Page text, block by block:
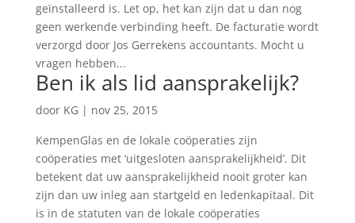
geïnstalleerd is. Let op, het kan zijn dat u dan nog
geen werkende verbinding heeft. De facturatie wordt
verzorgd door Jos Gerrekens accountants. Mocht u
vragen hebben...
Ben ik als lid aansprakelijk?
door KG | nov 25, 2015
KempenGlas en de lokale coöperaties zijn
coöperaties met ‘uitgesloten aansprakelijkheid’. Dit
betekent dat uw aansprakelijkheid nooit groter kan
zijn dan uw inleg aan startgeld en ledenkapitaal. Dit
is in de statuten van de lokale coöperaties